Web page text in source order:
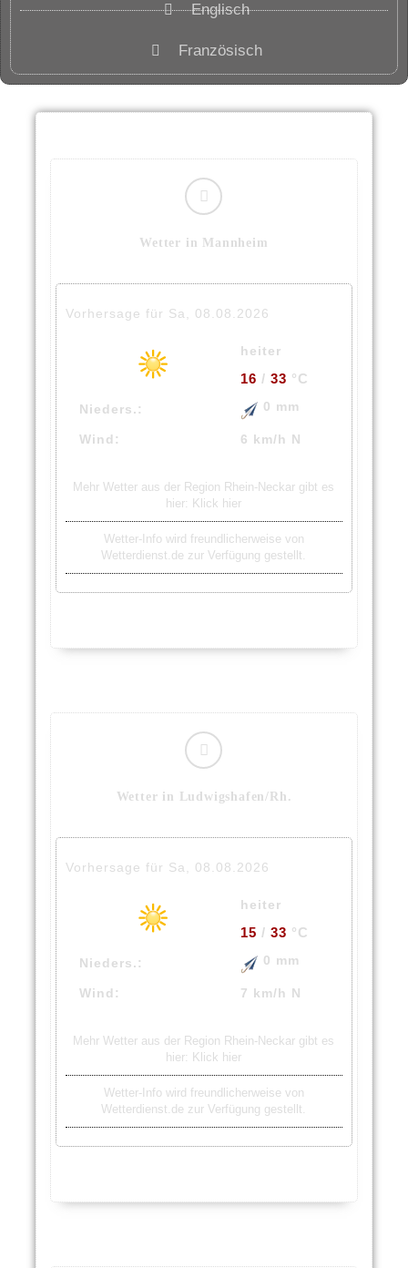
Englisch
Französisch
Wetter in Mannheim
Vorhersage für Sa, 08.08.2026
heiter
16 / 33 °C
Nieders.: 0 mm
Wind: 6 km/h N
Mehr Wetter aus der Region Rhein-Neckar gibt es
hier: Klick hier
Wetter-Info wird freundlicherweise von
Wetterdienst.de zur Verfügung gestellt.
Wetter in Ludwigshafen/Rh.
Vorhersage für Sa, 08.08.2026
heiter
15 / 33 °C
Nieders.: 0 mm
Wind: 7 km/h N
Mehr Wetter aus der Region Rhein-Neckar gibt es
hier: Klick hier
Wetter-Info wird freundlicherweise von
Wetterdienst.de zur Verfügung gestellt.